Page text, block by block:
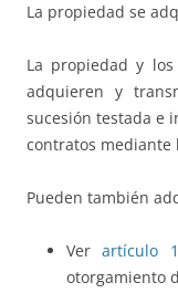
La propiedad se
La propiedad y
adquieren y
sucesión testada e
contratos mediante
Pueden también
Verartículo
otorgamiento